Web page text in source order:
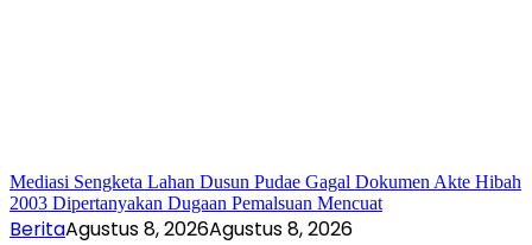
Mediasi Sengketa Lahan Dusun Pudae Gagal Dokumen Akte Hibah
2003 Dipertanyakan Dugaan Pemalsuan Mencuat
BeritaAgustus 8, 2026Agustus 8, 2026